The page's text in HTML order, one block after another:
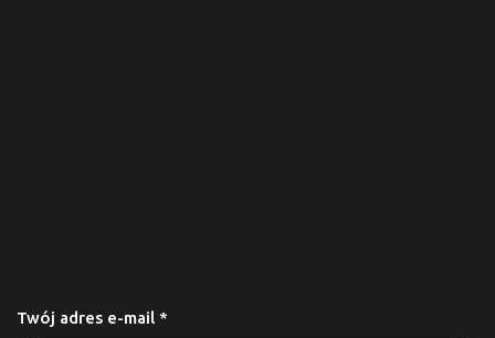
Twój adres e-mail *